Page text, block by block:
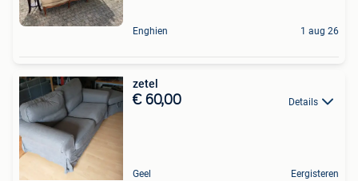
Enghien 1 aug 26
zetel
€ 60,00 Details
Geel Eergisteren